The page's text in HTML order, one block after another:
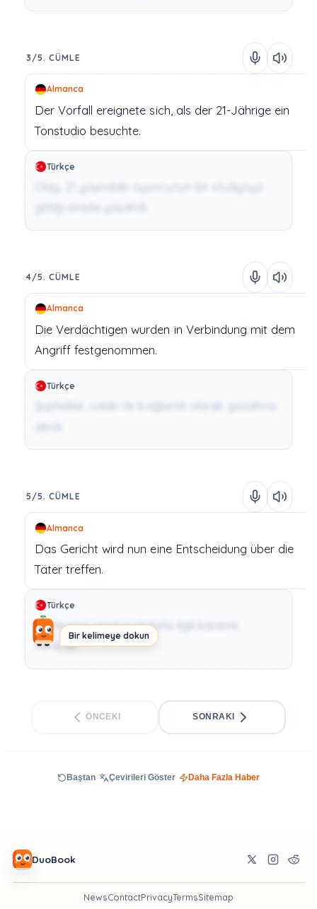
Bir kelimeye dokun
3/5. CÜMLE
Almanca
Der Vorfall ereignete sich, als der 21-Jährige ein
Tonstudio besuchte.
Türkçe
4/5. CÜMLE
Almanca
Die Verdächtigen wurden in Verbindung mit dem
Angriff festgenommen.
Türkçe
5/5. CÜMLE
Almanca
Das Gericht wird nun eine Entscheidung über die
Täter treffen.
Türkçe
Mahkeme şimdi suçlularla ilgili kararını
verecek.
ÖNCEKI SONRAKI
Baştan Çevirileri Göster Daha Fazla Haber
DuoBook
NewsContactPrivacyTermsSitemap